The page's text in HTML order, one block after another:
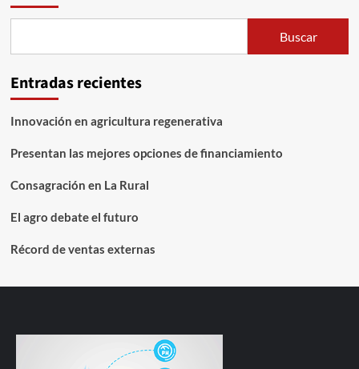
Buscar
Entradas recientes
Innovación en agricultura regenerativa
Presentan las mejores opciones de financiamiento
Consagración en La Rural
El agro debate el futuro
Récord de ventas externas